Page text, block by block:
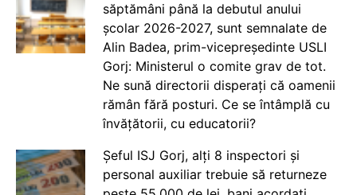
săptămâni până la debutul anului
școlar 2026-2027, sunt semnalate de
Alin Badea, prim-vicepreședinte USLI
Gorj: Ministerul o comite grav de tot.
Ne sună directorii disperați că oamenii
rămân fără posturi. Ce se întâmplă cu
învățătorii, cu educatorii?
Șeful ISJ Gorj, alți 8 inspectori și
personal auxiliar trebuie să returneze